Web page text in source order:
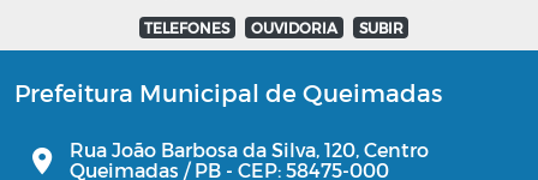
TELEFONES OUVIDORIA SUBIR
Prefeitura Municipal de Queimadas
Rua João Barbosa da Silva, 120, Centro
Queimadas / PB - CEP: 58475-000